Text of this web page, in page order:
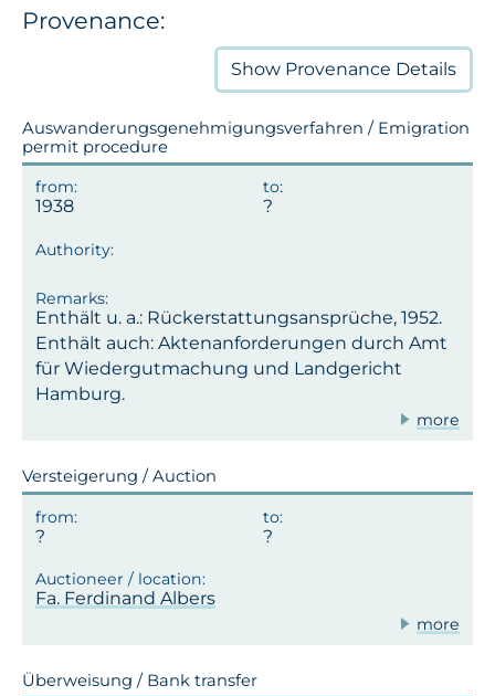
Provenance:
Show Provenance Details
Auswanderungsgenehmigungsverfahren / Emigration
permit procedure
1938
Enthält u. a.: Rückerstattungsansprüche, 1952.
Enthält auch: Aktenanforderungen durch Amt
für Wiedergutmachung und Landgericht
Hamburg.
more
Versteigerung / Auction
Fa. Ferdinand Albers
more
Überweisung / Bank transfer